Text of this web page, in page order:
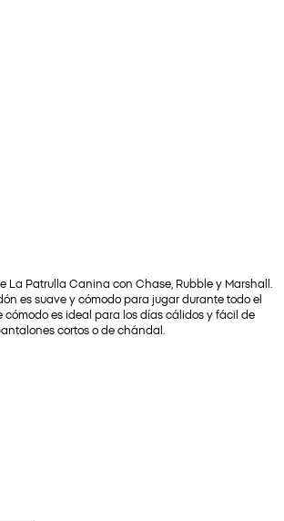
La Patrulla Canina con Chase, Rubble y Marshall.
es suave y cómodo para jugar durante todo el
cómodo es ideal para los días cálidos y fácil de
cortos o de chándal.